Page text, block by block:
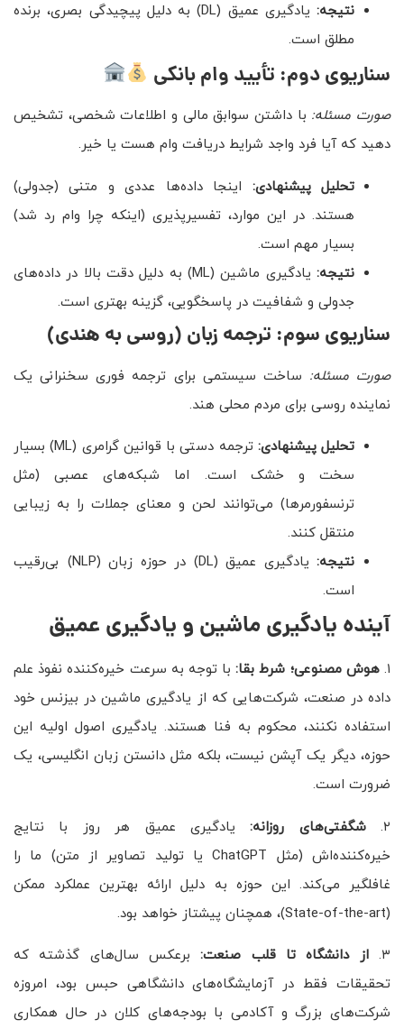
نتیجه:
یادگیری عمیق (DL) به دلیل پیچیدگی بصری، برنده
مطلق است.
سناریوی دوم: تأیید وام بانکی
صورت مسئله: با داشتن سوابق مالی و اطلاعات شخصی، تشخیص
دهید که آیا فرد واجد شرایط دریافت وام هست یا خیر.
تحلیل پیشنهادی: اینجا داده‌ها عددی و متنی (جدولی)
هستند. در این موارد، تفسیرپذیری (اینکه چرا وام رد شد)
بسیار مهم است.
نتیجه:
یادگیری ماشین (ML) به دلیل دقت بالا در داده‌های
جدولی و شفافیت در پاسخگویی، گزینه بهتری است.
سناریوی سوم: ترجمه زبان (روسی به هندی)
صورت مسئله: ساخت سیستمی برای ترجمه فوری سخنرانی یک
نماینده روسی برای مردم محلی هند.
تحلیل پیشنهادی:
ترجمه دستی با قوانین گرامری (ML) بسیار
سخت و خشک است. اما شبکه‌های عصبی (مثل
ترنسفورمرها) می‌توانند لحن و معنای جملات را به زیبایی
منتقل کنند.
نتیجه:
یادگیری عمیق (DL) در حوزه زبان (NLP) بی‌رقیب
است.
آینده‌ یادگیری ماشین و یادگیری عمیق
۱. هوش مصنوعی؛ شرط بقا: با توجه به سرعت خیره‌کننده نفوذ علم
داده در صنعت، شرکت‌هایی که از یادگیری ماشین در بیزنس خود
استفاده نکنند، محکوم به فنا هستند. یادگیری اصول اولیه این
حوزه، دیگر یک آپشن نیست، بلکه مثل دانستن زبان انگلیسی، یک
ضرورت است.
۲. شگفتی‌های روزانه: یادگیری عمیق هر روز با نتایج
خیره‌کننده‌اش (مثل ChatGPT یا تولید تصاویر از متن) ما را
غافلگیر می‌کند. این حوزه به دلیل ارائه بهترین عملکرد ممکن
(State-of-the-art)، همچنان پیشتاز خواهد بود.
۳. از دانشگاه تا قلب صنعت: برعکس سال‌های گذشته که
تحقیقات فقط در آزمایشگاه‌های دانشگاهی حبس بود، امروزه
شرکت‌های بزرگ و آکادمی با بودجه‌های کلان در حال همکاری